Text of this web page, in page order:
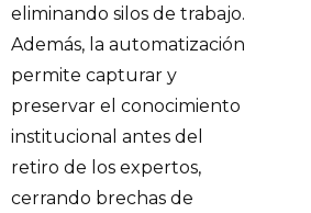
eliminando silos de trabajo.
Además, la automatización
permite capturar y
preservar el conocimiento
institucional antes del
retiro de los expertos,
cerrando brechas de